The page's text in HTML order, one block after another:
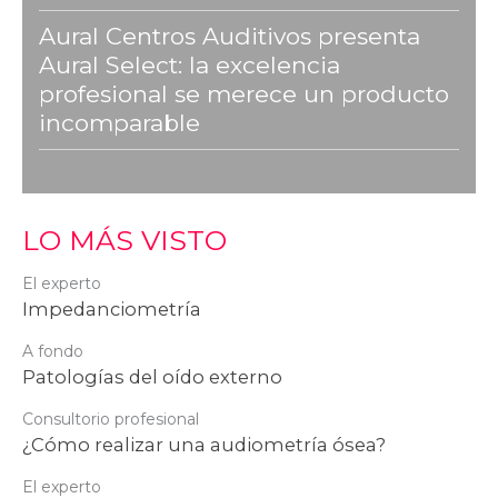
Aural Centros Auditivos presenta
Aural Select: la excelencia
profesional se merece un producto
incomparable
LO MÁS VISTO
El experto
Impedanciometría
A fondo
Patologías del oído externo
Consultorio profesional
¿Cómo realizar una audiometría ósea?
El experto